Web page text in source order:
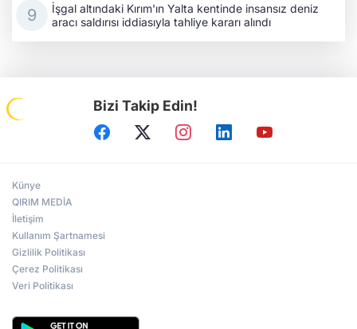
İşgal altındaki Kırım'ın Yalta kentinde insansız deniz
aracı saldırısı iddiasıyla tahliye kararı alındı
Bizi Takip Edin!
Künye
QIRIM MEDİA
İletişim
Kullanım Şartnamesi
Gizlilik Politikası
Çerez Politikası
Veri Politikası